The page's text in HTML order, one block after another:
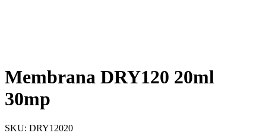
Membrana DRY120 20ml
30mp
SKU: DRY12020